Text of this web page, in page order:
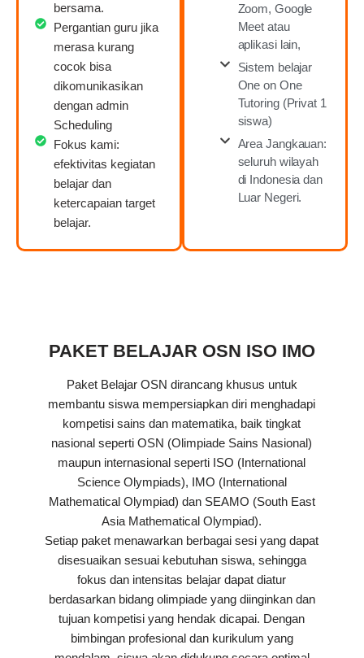
bersama.
Pergantian guru jika
merasa kurang
cocok bisa
dikomunikasikan
dengan admin
Scheduling
Fokus kami:
efektivitas kegiatan
belajar dan
ketercapaian target
belajar.
Zoom, Google
Meet atau
aplikasi lain,
Sistem belajar
One on One
Tutoring (Privat 1
siswa)
Area Jangkauan:
seluruh wilayah
di Indonesia dan
Luar Negeri.
PAKET BELAJAR OSN ISO IMO
Paket Belajar OSN dirancang khusus untuk
membantu siswa mempersiapkan diri menghadapi
kompetisi sains dan matematika, baik tingkat
nasional seperti OSN (Olimpiade Sains Nasional)
maupun internasional seperti ISO (International
Science Olympiads), IMO (International
Mathematical Olympiad) dan SEAMO (South East
Asia Mathematical Olympiad).
Setiap paket menawarkan berbagai sesi yang dapat
disesuaikan sesuai kebutuhan siswa, sehingga
fokus dan intensitas belajar dapat diatur
berdasarkan bidang olimpiade yang diinginkan dan
tujuan kompetisi yang hendak dicapai. Dengan
bimbingan profesional dan kurikulum yang